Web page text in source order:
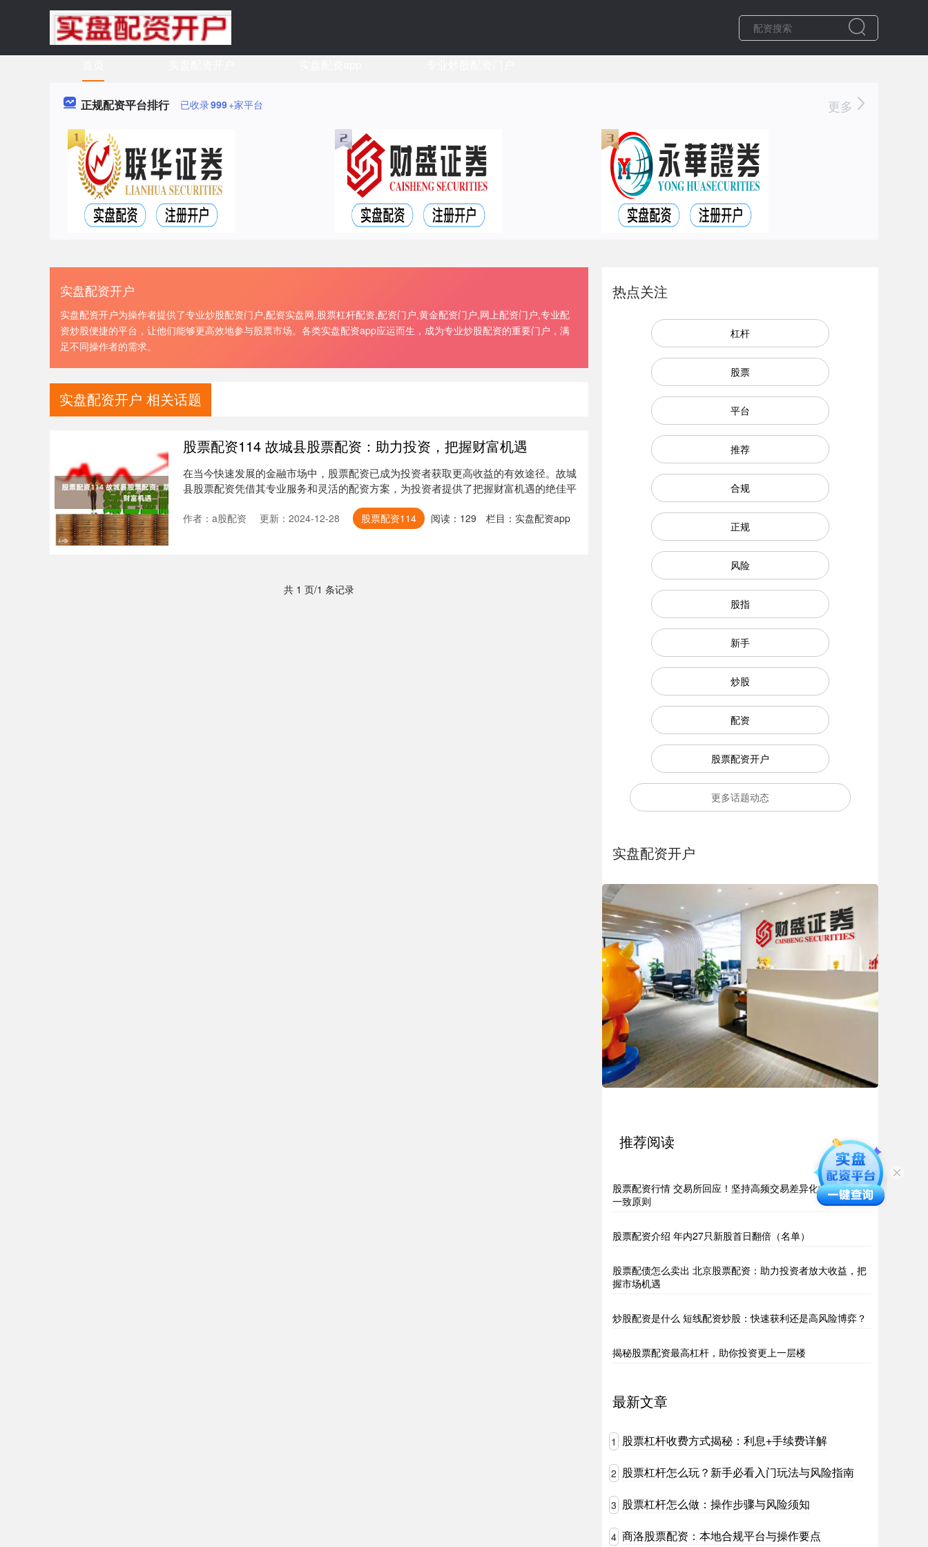
正规配资平台排行 已收录999+家平台 更多
实盘配资开户
实盘配资开户为操作者提供了专业炒股配资门户,配资实盘网,股票杠杆配资,配资门户,黄金配资门户,网上配资门户,专业配
资炒股便捷的平台，让他们能够更高效地参与股票市场。各类实盘配资app应运而生，成为专业炒股配资的重要门户，满
足不同操作者的需求。
实盘配资开户 相关话题
股票配资114 故城县股票配资：助力投资，把握财富机遇
在当今快速发展的金融市场中，股票配资已成为投资者获取更高收益的有效途径。故城
县股票配资凭借其专业服务和灵活的配资方案，为投资者提供了把握财富机遇的绝佳平
作者：a股配资 更新：2024-12-28 股票配资114 阅读： 129 栏目： 实盘配资app
共 1 页/1 条记录
热点关注
杠杆
股票
平台
推荐
合规
正规
风险
股指
新手
炒股
配资
股票配资开户
更多话题动态
实盘配资开户
推荐阅读
股票配资行情 交易所回应！坚持高频交易差异化收费内外资
一致原则
股票配资介绍 年内27只新股首日翻倍（名单）
股票配债怎么卖出 北京股票配资：助力投资者放大收益，把
握市场机遇
炒股配资是什么 短线配资炒股：快速获利还是高风险博弈？
揭秘股票配资最高杠杆，助你投资更上一层楼
最新文章
1 股票杠杆收费方式揭秘：利息+手续费详解
2 股票杠杆怎么玩？新手必看入门玩法与风险指南
3 股票杠杆怎么做：操作步骤与风险须知
4 商洛股票配资：本地合规平台与操作要点